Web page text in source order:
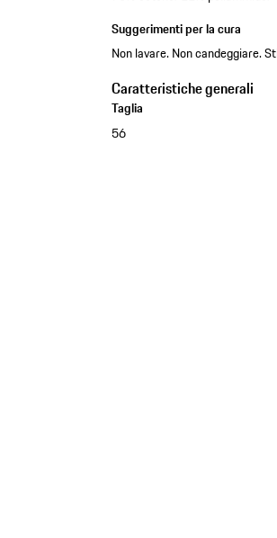
Suggerimenti per la cura
Non lavare. Non candeggiare.
Caratteristiche generali
Taglia
56